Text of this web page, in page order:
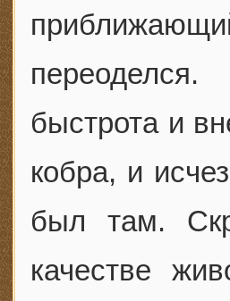
быстрота и
кобра, и
был там.
качестве